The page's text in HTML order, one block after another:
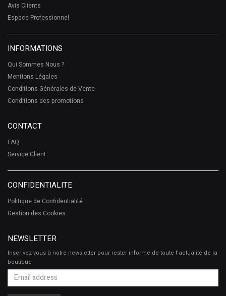
Avis Clients
Espace Professionnel
INFORMATIONS
Qui Sommes Nous ?
Mentions Légales
Conditions Générales de Vente
Conditions des promotions
CONTACT
FAQ
Service Client
CONFIDENTIALITE
Politique de Confidentialité
Gestion des Cookies
NEWSLETTER
Inscrivez-vous à notre newsletter pour rester informé de toute l'actualité de la
boutique